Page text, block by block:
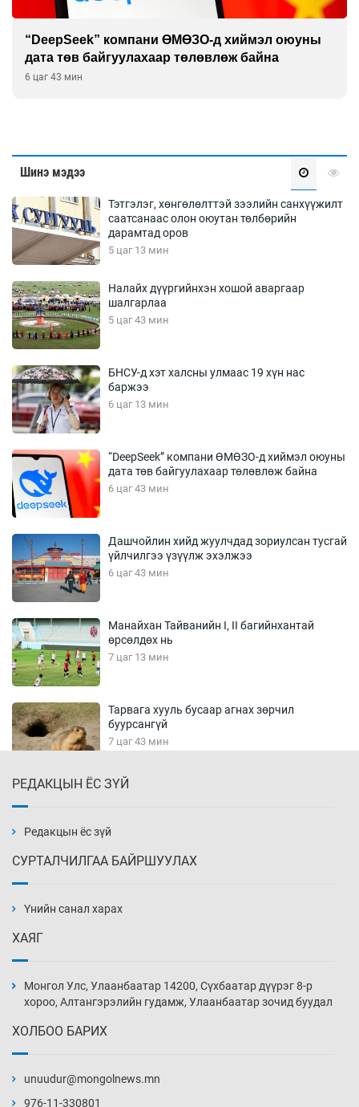
“DeepSeek” компани ӨМӨЗО-д хиймэл оюуны
дата төв байгуулахаар төлөвлөж байна
6 цаг 43 мин
Шинэ мэдээ
Тэтгэлэг, хөнгөлөлттэй зээлийн санхүүжилт
саатсанаас олон оюутан төлбөрийн
дарамтад оров
5 цаг 13 мин
Налайх дүүргийнхэн хошой аваргаар
шалгарлаа
5 цаг 43 мин
БНСУ-д хэт халсны улмаас 19 хүн нас
баржээ
6 цаг 13 мин
“DeepSeek” компани ӨМӨЗО-д хиймэл оюуны
дата төв байгуулахаар төлөвлөж байна
6 цаг 43 мин
Дашчойлин хийд жуулчдад зориулсан тусгай
үйлчилгээ үзүүлж эхэлжээ
6 цаг 43 мин
Манайхан Тайванийн I, II багийнхантай
өрсөлдөх нь
7 цаг 13 мин
Тарвага хууль бусаар агнах зөрчил
буурсангүй
7 цаг 43 мин
8 цаг 13 мин
8 цаг 43 мин
9 цаг 13 мин
хэмжээг шинэчлэн тогтоох нь
РЕДАКЦЫН ЁС ЗҮЙ
Редакцын ёс зүй
СУРТАЛЧИЛГАА БАЙРШУУЛАХ
Үнийн санал харах
ХАЯГ
Монгол Улс, Улаанбаатар 14200, Сүхбаатар дүүрэг 8-р
хороо, Алтангэрэлийн гудамж, Улаанбаатар зочид буудал
ХОЛБОО БАРИХ
unuudur@mongolnews.mn
976-11-330801